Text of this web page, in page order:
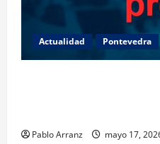
Actualidad Pontevedra
Pablo Arranz mayo 17,